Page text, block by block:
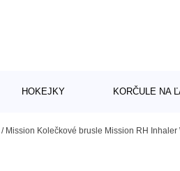
HOKEJKY KORČULE NA
/ Mission Kolečkové brusle Mission RH Inhaler